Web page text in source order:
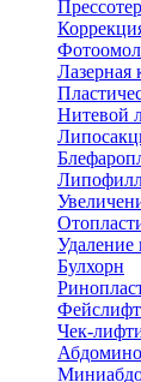
Лазерная
Нитевой
Удаление
Булхорн
Чек-